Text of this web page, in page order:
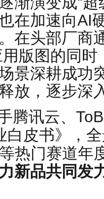
在加速向AI
在头部厂商
版图的同
景深耕成功
放，逐步深
新品共同发